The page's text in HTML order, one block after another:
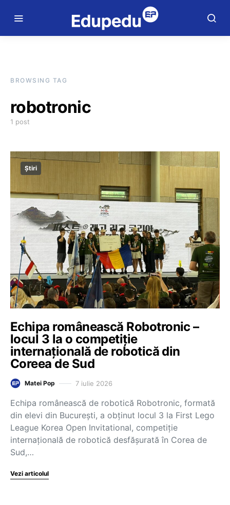
BROWSING TAG
robotronic
1 post
Știri
Echipa românească Robotronic –
locul 3 la o competiție
internațională de robotică din
Coreea de Sud
Matei Pop 7 iulie 2026
Echipa românească de robotică Robotronic, formată
din elevi din București, a obținut locul 3 la First Lego
League Korea Open Invitational, competiție
internațională de robotică desfășurată în Corea de
Sud,…
Vezi articolul